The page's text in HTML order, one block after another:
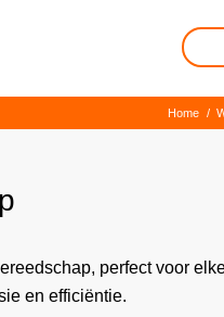
Home /
perfect voor
en efficiëntie.